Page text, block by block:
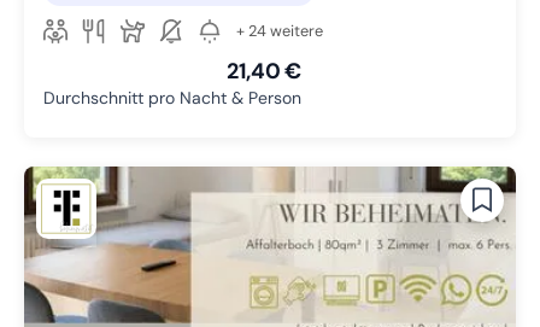
+ 24 weitere
21,40 €
Durchschnitt pro Nacht & Person